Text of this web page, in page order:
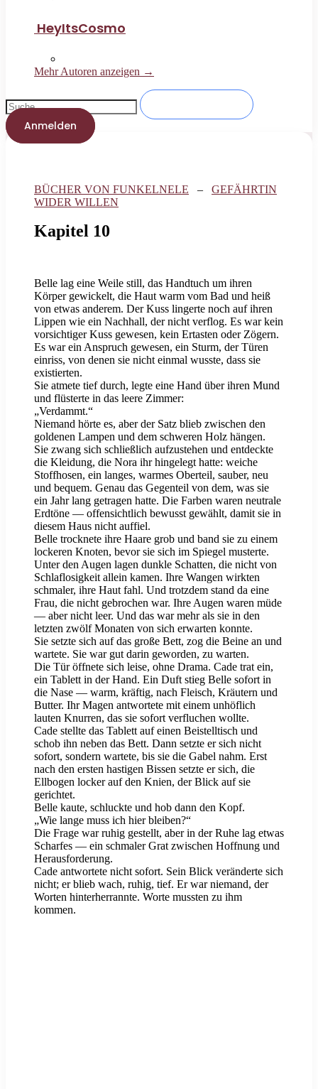
HeyItsCosmo
Mehr Autoren anzeigen →
Anmelden
BÜCHER VON FUNKELNELE – GEFÄHRTIN
WIDER WILLEN
Kapitel 10
Belle lag eine Weile still, das Handtuch um ihren
Körper gewickelt, die Haut warm vom Bad und heiß
von etwas anderem. Der Kuss lingerte noch auf ihren
Lippen wie ein Nachhall, der nicht verflog. Es war kein
vorsichtiger Kuss gewesen, kein Ertasten oder Zögern.
Es war ein Anspruch gewesen, ein Sturm, der Türen
einriss, von denen sie nicht einmal wusste, dass sie
existierten.
Sie atmete tief durch, legte eine Hand über ihren Mund
und flüsterte in das leere Zimmer:
„Verdammt.“
Niemand hörte es, aber der Satz blieb zwischen den
goldenen Lampen und dem schweren Holz hängen.
Sie zwang sich schließlich aufzustehen und entdeckte
die Kleidung, die Nora ihr hingelegt hatte: weiche
Stoffhosen, ein langes, warmes Oberteil, sauber, neu
und bequem. Genau das Gegenteil von dem, was sie
ein Jahr lang getragen hatte. Die Farben waren neutrale
Erdtöne — offensichtlich bewusst gewählt, damit sie in
diesem Haus nicht auffiel.
Belle trocknete ihre Haare grob und band sie zu einem
lockeren Knoten, bevor sie sich im Spiegel musterte.
Unter den Augen lagen dunkle Schatten, die nicht von
Schlaflosigkeit allein kamen. Ihre Wangen wirkten
schmaler, ihre Haut fahl. Und trotzdem stand da eine
Frau, die nicht gebrochen war. Ihre Augen waren müde
— aber nicht leer. Und das war mehr als sie in den
letzten zwölf Monaten von sich erwarten konnte.
Sie setzte sich auf das große Bett, zog die Beine an und
wartete. Sie war gut darin geworden, zu warten.
Die Tür öffnete sich leise, ohne Drama. Cade trat ein,
ein Tablett in der Hand. Ein Duft stieg Belle sofort in
die Nase — warm, kräftig, nach Fleisch, Kräutern und
Butter. Ihr Magen antwortete mit einem unhöflich
lauten Knurren, das sie sofort verfluchen wollte.
Cade stellte das Tablett auf einen Beistelltisch und
schob ihn neben das Bett. Dann setzte er sich nicht
sofort, sondern wartete, bis sie die Gabel nahm. Erst
nach den ersten hastigen Bissen setzte er sich, die
Ellbogen locker auf den Knien, der Blick auf sie
gerichtet.
Belle kaute, schluckte und hob dann den Kopf.
„Wie lange muss ich hier bleiben?“
Die Frage war ruhig gestellt, aber in der Ruhe lag etwas
Scharfes — ein schmaler Grat zwischen Hoffnung und
Herausforderung.
Cade antwortete nicht sofort. Sein Blick veränderte sich
nicht; er blieb wach, ruhig, tief. Er war niemand, der
Worten hinterherrannte. Worte mussten zu ihm
kommen.